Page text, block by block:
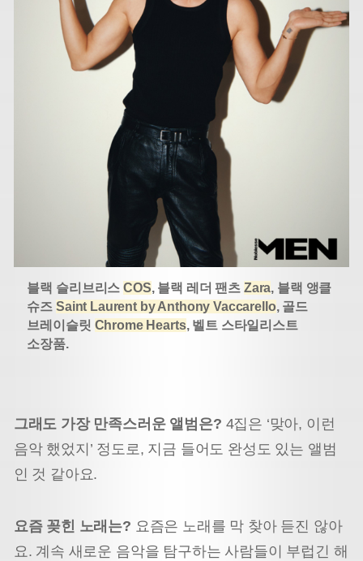
블랙 슬리브리스COS, 블랙 레더 팬츠 Zara, 블랙 앵클
슈즈 Saint Laurent by Anthony Vaccarello, 골드
브레이슬릿 Chrome Hearts, 벨트 스타일리스트
소장품.
그래도 가장 만족스러운 앨범은? 4집은 ‘맞아, 이런
음악 했었지’ 정도로, 지금 들어도 완성도 있는 앨범
인 것 같아요.
요즘 꽂힌 노래는? 요즘은 노래를 막 찾아 듣진 않아
요. 계속 새로운 음악을 탐구하는 사람들이 부럽긴 해